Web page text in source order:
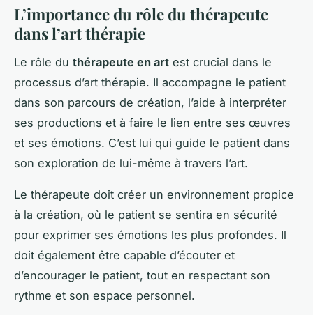
L’importance du rôle du thérapeute
dans l’art thérapie
Le rôle du thérapeute en art est crucial dans le
processus d’art thérapie. Il accompagne le patient
dans son parcours de création, l’aide à interpréter
ses productions et à faire le lien entre ses œuvres
et ses émotions. C’est lui qui guide le patient dans
son exploration de lui-même à travers l’art.
Le thérapeute doit créer un environnement propice
à la création, où le patient se sentira en sécurité
pour exprimer ses émotions les plus profondes. Il
doit également être capable d’écouter et
d’encourager le patient, tout en respectant son
rythme et son espace personnel.